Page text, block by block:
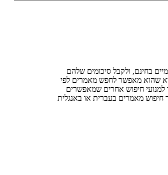
בחינם, ולקבל סיכומים שלהם
שהוא מאפשר לחפש מאמרים לפי
למנועי חיפוש אחרים שמאפשרים
מאמרים בעברית או באנגלית